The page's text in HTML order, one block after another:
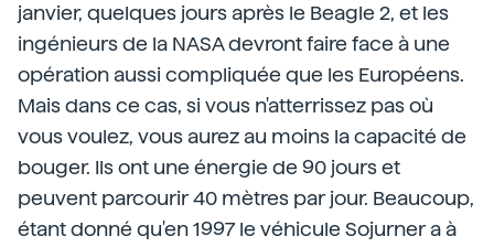
janvier, quelques jours après le Beagle 2, et les
ingénieurs de la NASA devront faire face à une
opération aussi compliquée que les Européens.
Mais dans ce cas, si vous n'atterrissez pas où
vous voulez, vous aurez au moins la capacité de
bouger. Ils ont une énergie de 90 jours et
peuvent parcourir 40 mètres par jour. Beaucoup,
étant donné qu'en 1997 le véhicule Sojurner a à